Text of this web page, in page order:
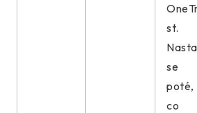
st.
se
poté,
co